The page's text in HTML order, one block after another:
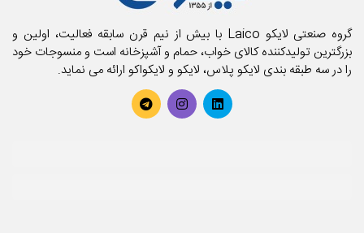
گروه صنعتی لایکو Laico با بیش از نیم قرن سابقه فعالیت، اولین و
بزرگترین تولیدکننده کالای خواب، حمام و آشپزخانه است و منسوجات خود
را در سه طبقه بندی لایکو پلاس، لایکو و لایکواکو ارائه می نماید.